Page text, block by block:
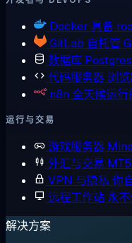
Docker 具备
GitLab 自托管
数据库
代码服务器 浏
n8n 全天候运行
运行与交易
游戏服务器
外汇与交易
VPN 与隐私 你
远程工作站 永
解决方案